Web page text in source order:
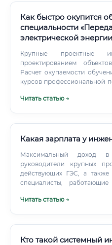
Как быстро окупится
специальности
электрической
Крупные проектные
проектированием
Расчет окупаемости
курсов профессиональной
– около 60 000 рублей в
Читать статью →
Какая зарплата у
Максимальный доход
руководители крупных
действующих ГЭС, а также
специалисты,
Дальнем Востоке). Крупные
Читать статью →
Кто такой системный